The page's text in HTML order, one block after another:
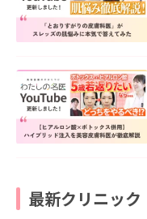
最新クリニック